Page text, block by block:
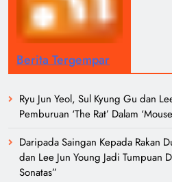
Berita Tergempar
Ryu Jun Yeol, Sul Kyung Gu dan
Pemburuan ‘The Rat’ Dalam
Daripada Saingan Kepada Rakan
dan Lee Jun Young Jadi Tumpuan
Sonatas”